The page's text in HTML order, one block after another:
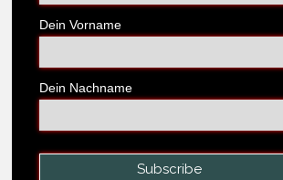
Dein Vorname
Dein Nachname